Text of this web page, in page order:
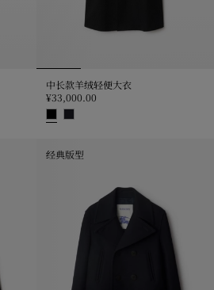
中长款羊绒轻便大衣
¥33,000.00
经典版型